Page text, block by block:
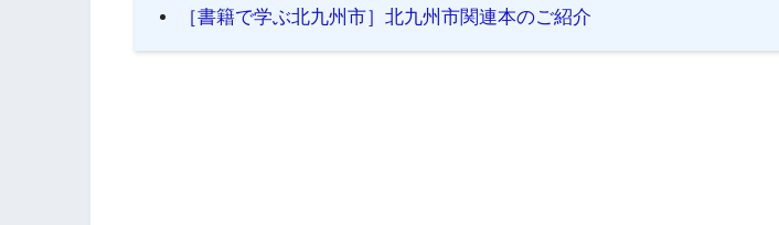
［書籍で学ぶ北九州市］北九州市関連本のご紹介